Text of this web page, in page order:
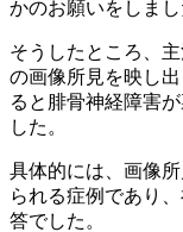
かのお願いをしまし
そうしたところ、
の画像所見を映し
ると腓骨神経障害
した。
具体的には、画像
られる症例であり
答でした。